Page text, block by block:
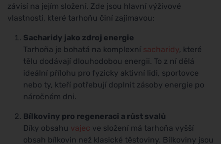
závisí na jejím složení. Zde jsou hlavní výživové
vlastnosti, které tarhoňu činí zajímavou:
Sacharidy jako zdroj energie
Tarhoňa je bohatá na komplexní sacharidy, které
tělu dodávají dlouhodobou energii. To z ní dělá
ideální přílohu pro fyzicky aktivní lidi, sportovce
nebo ty, kteří potřebují doplnit zásoby energie po
náročném dni.
Bílkoviny pro regeneraci a růst svalů
Díky obsahu vajec ve složení má tarhoňa vyšší
obsah bílkovin než klasické těstoviny. Bílkoviny jsou